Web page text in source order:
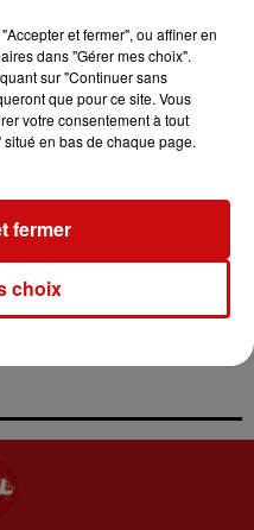
AUX VINS DE
SES PORTES
JOURS
vins de Colmar ouvre ses
FLUVIALE FORCÉE
fluviale forcée de s’adapter
et fermer", ou affiner en
dans "Gérer mes choix".
sur "Continuer sans
que pour ce site. Vous
votre consentement à tout
en bas de chaque page.
choix
fermer